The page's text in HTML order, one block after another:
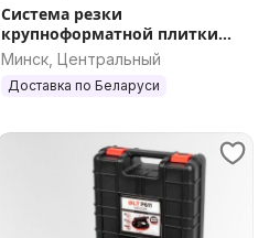
Система резки
крупноформатной плитки
DLT Slim Cutter MAX-Plus 1.5м,
арт.3587 (3609+1325)
Минск, Центральный
Доставка по Беларуси